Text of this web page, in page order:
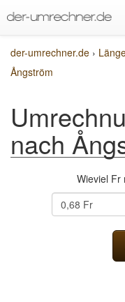
der-umrechner.de ›
Ångström
nach
Wieviel Fr